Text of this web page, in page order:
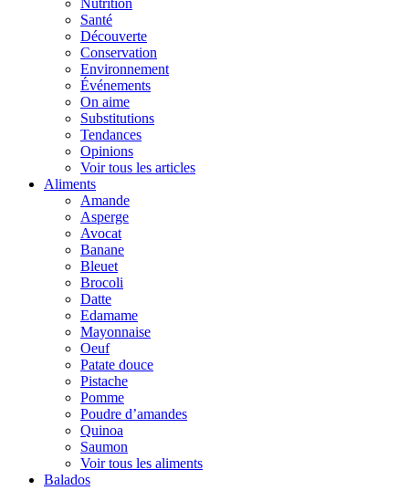
Nutrition
Santé
Découverte
Conservation
Environnement
Événements
On aime
Substitutions
Tendances
Opinions
Voir tous les articles
Aliments
Amande
Asperge
Avocat
Banane
Bleuet
Brocoli
Datte
Edamame
Mayonnaise
Oeuf
Patate douce
Pistache
Pomme
Poudre d’amandes
Quinoa
Saumon
Voir tous les aliments
Balados